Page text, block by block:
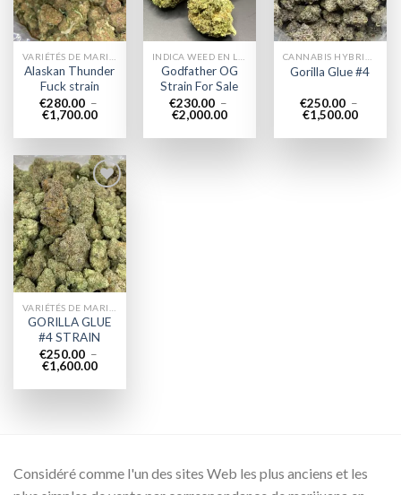
Alaskan Thunder
Fuck strain
€280.00 –
€1,700.00Plage
prix :
à
€1,700.00
Godfather OG
Strain For Sale
€230.00 –
€2,000.00Plage
prix :
Gorilla Glue #4
€250.00 –
€1,500.00Plage
prix :
Add to
wishlist
GORILLA GLUE
#4 STRAIN
€250.00 –
€1,600.00Plage
prix :
Considéré comme l'un des sites Web les plus anciens et les